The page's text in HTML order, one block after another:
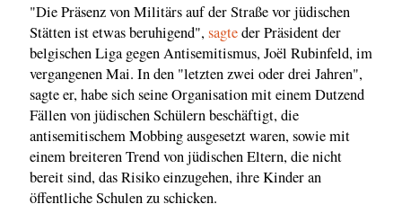
"Die Präsenz von Militärs auf der Straße vor jüdischen
Stätten ist etwas beruhigend",sagteder Präsident der
belgischen Liga gegen Antisemitismus, Joël Rubinfeld, im
vergangenen Mai. In den "letzten zwei oder drei Jahren",
sagte er, habe sich seine Organisation mit einem Dutzend
Fällen von jüdischen Schülern beschäftigt, die
antisemitischem Mobbing ausgesetzt waren, sowie mit
einem breiteren Trend von jüdischen Eltern, die nicht
bereit sind, das Risiko einzugehen, ihre Kinder an
öffentliche Schulen zu schicken.